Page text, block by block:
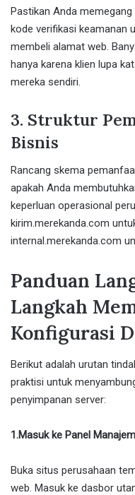
Pastikan Anda
kode verifikasi keamanan
membeli alamat web.
hanya karena klien lupa
mereka sendiri.
3. Struktur
Bisnis
Rancang skema
apakah Anda
keperluan operasional
kirim.merekanda.com
internal.merekanda.com
Panduan
Langkah
Konfigurasi
Berikut adalah urutan
praktisi untuk
penyimpanan server:
1.Masuk ke Panel
Buka situs perusahaan
web. Masuk ke dasbor